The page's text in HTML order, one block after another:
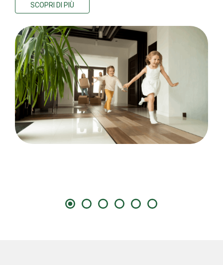
SCOPRI DI PIÙ